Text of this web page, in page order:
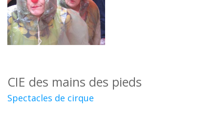
CIE des mains des pieds
Spectacles de cirque